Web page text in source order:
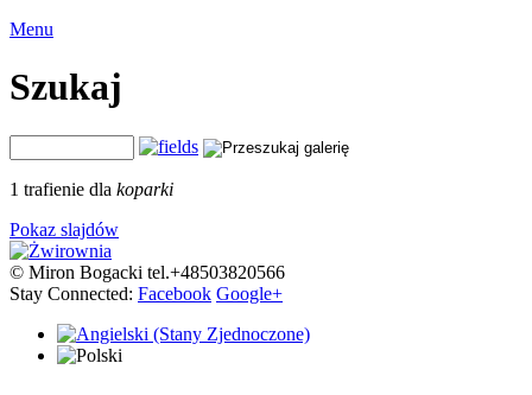
Menu
Szukaj
1 trafienie dla koparki
Pokaz slajdów
© Miron Bogacki tel.+48503820566
Stay Connected: Facebook Google+